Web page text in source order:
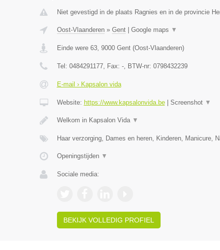
Niet gevestigd in de plaats Ragnies en in de provincie
Oost-Vlaanderen» Gent| Google maps ▼
Einde were 63, 9000 Gent(Oost-Vlaanderen)
Tel: 0484291177, Fax: -, BTW-nr: 0798432239
E-mail › Kapsalon vida
Website: https://www.kapsalonvida.be| Screenshot ▼
Welkom in Kapsalon Vida ▼
Haar verzorging, Dames en heren, Kinderen, Manicure,
Openingstijden ▼
Sociale media:
BEKIJK VOLLEDIG PROFIEL